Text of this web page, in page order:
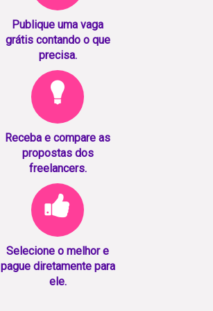
Publique uma vaga
grátis contando o que
precisa.
Receba e compare as
propostas dos
freelancers.
Selecione o melhor e
pague diretamente para
ele.